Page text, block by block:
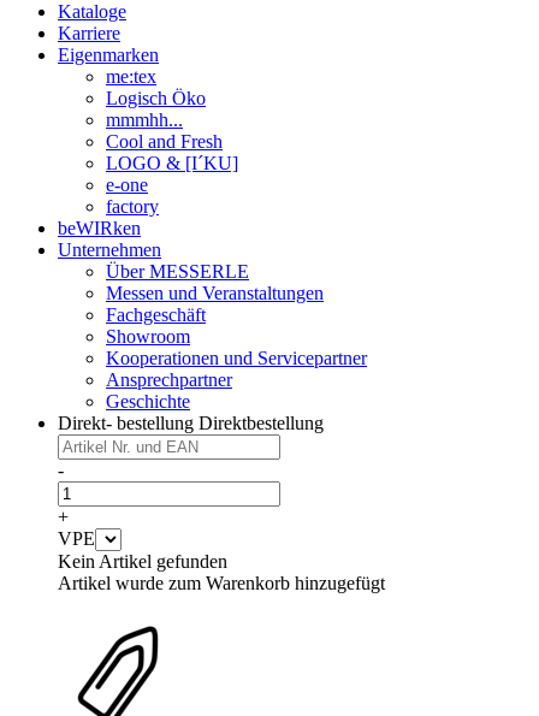
Kataloge
Karriere
Eigenmarken
me:tex
Logisch Öko
mmmhh...
Cool and Fresh
LOGO & [I´KU]
e-one
factory
beWIRken
Unternehmen
Über MESSERLE
Messen und Veranstaltungen
Fachgeschäft
Showroom
Kooperationen und Servicepartner
Ansprechpartner
Geschichte
Direkt- bestellung Direktbestellung
-
+
VPE
Kein Artikel gefunden
Artikel wurde zum Warenkorb hinzugefügt